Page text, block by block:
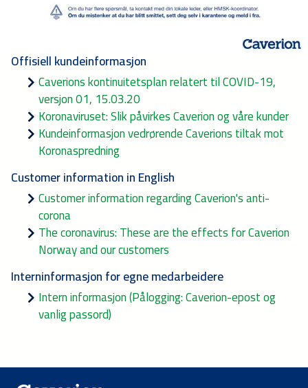
Offisiell kundeinformasjon
Caverions kontinuitetsplan relatert til COVID-19,
versjon 01, 15.03.20
Koronaviruset: Slik påvirkes Caverion og våre kunder
Kundeinformasjon vedrørende Caverions tiltak mot
Koronaspredning
Customer information in English
Customer information regarding Caverion's anti-
corona
The coronavirus: These are the effects for Caverion
Norway and our customers
Interninformasjon for egne medarbeidere
Intern informasjon (Pålogging: Caverion-epost og
vanlig passord)